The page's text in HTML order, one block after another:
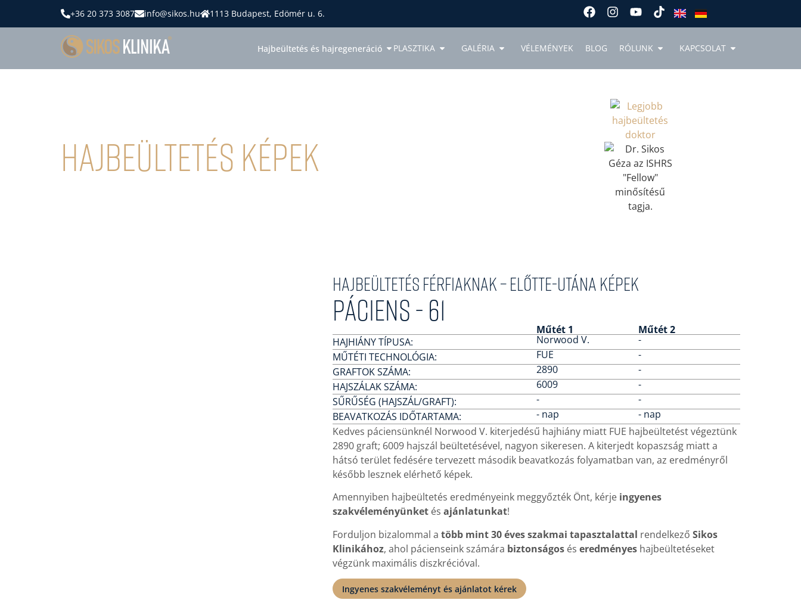
+36 20 373 3087 info@sikos.hu 1113 Budapest, Edömér u. 6.
Hajbeültetés és hajregeneráció PLASZTIKA GALÉRIA VÉLEMÉNYEK BLOG RÓLUNK KAPCSOLAT
Hajbeültetés Képek
Hajbeültetés férfiaknak – Előtte-utána képek
Páciens - 61
Műtét 1
Műtét 2
HAJHIÁNY TÍPUSA:
Norwood V.
-
MŰTÉTI TECHNOLÓGIA:
FUE
-
GRAFTOK SZÁMA:
2890
-
HAJSZÁLAK SZÁMA:
6009
-
SŰRŰSÉG (HAJSZÁL/GRAFT):
-
-
BEAVATKOZÁS IDŐTARTAMA:
- nap
- nap
Kedves páciensünknél Norwood V. kiterjedésű hajhiány miatt FUE hajbeültetést végeztünk
2890 graft; 6009 hajszál beültetésével, nagyon sikeresen. A kiterjedt kopaszság miatt a
hátsó terület fedésére tervezett második beavatkozás folyamatban van, az eredményről
később lesznek elérhető képek.
Amennyiben hajbeültetés eredményeink meggyőzték Önt, kérje ingyenes
szakvéleményünket és ajánlatunkat!
Forduljon bizalommal a több mint 30 éves szakmai tapasztalattal rendelkező Sikos
Klinikához, ahol pácienseink számára biztonságos és eredményes hajbeültetéseket
végzünk maximális diszkrécióval.
Ingyenes szakvéleményt és ajánlatot kérek